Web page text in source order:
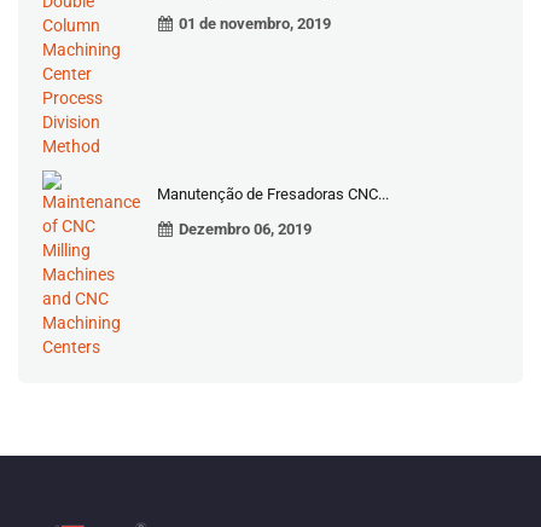
01 de novembro, 2019
Manutenção de Fresadoras CNC...
Dezembro 06, 2019